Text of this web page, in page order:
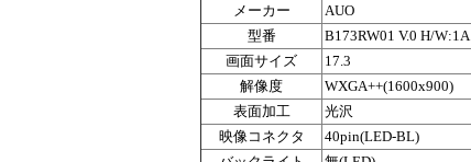
メーカー
AUO
型番
B173RW01 V.0 H/W:1A
画面サイズ
17.3
解像度
WXGA++(1600x900)
表面加工
光沢
映像コネクタ
40pin(LED-BL)